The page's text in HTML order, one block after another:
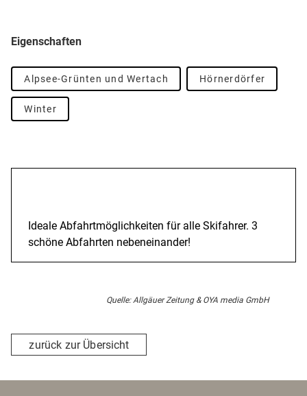
Eigenschaften
Alpsee-Grünten und Wertach Hörnerdörfer
Winter
Ideale Abfahrtmöglichkeiten für alle Skifahrer. 3
schöne Abfahrten nebeneinander!
Quelle: Allgäuer Zeitung & OYA media GmbH
zurück zur Übersicht